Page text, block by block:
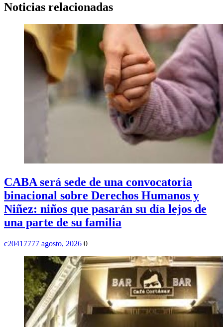
Noticias relacionadas
CABA será sede de una convocatoria
binacional sobre Derechos Humanos y
Niñez: niños que pasarán su día lejos de
una parte de su familia
c20417777 agosto, 2026 0